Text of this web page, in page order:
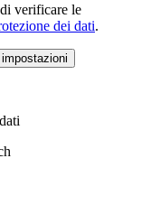
verificare le
dei dati.